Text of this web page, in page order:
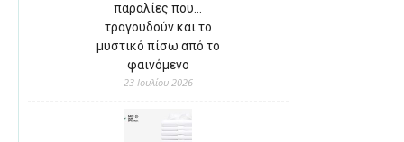
παραλίες που…
τραγουδούν και το
μυστικό πίσω από το
φαινόμενο
23 Ιουλίου 2026